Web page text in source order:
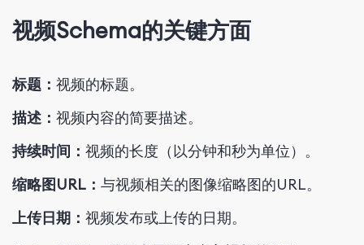
视频Schema的关键方面
标题： 视频的标题。
描述： 视频内容的简要描述。
持续时间： 视频的长度（以分钟和秒为单位）。
缩略图URL： 与视频相关的图像缩略图的URL。
上传日期： 视频发布或上传的日期。